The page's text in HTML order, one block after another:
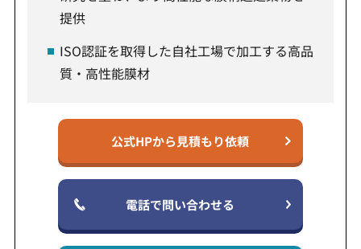
提供
ISO認証を取得した自社工場で加工する高品
質・高性能膜材
公式HPから見積もり依頼
電話で問い合わせる